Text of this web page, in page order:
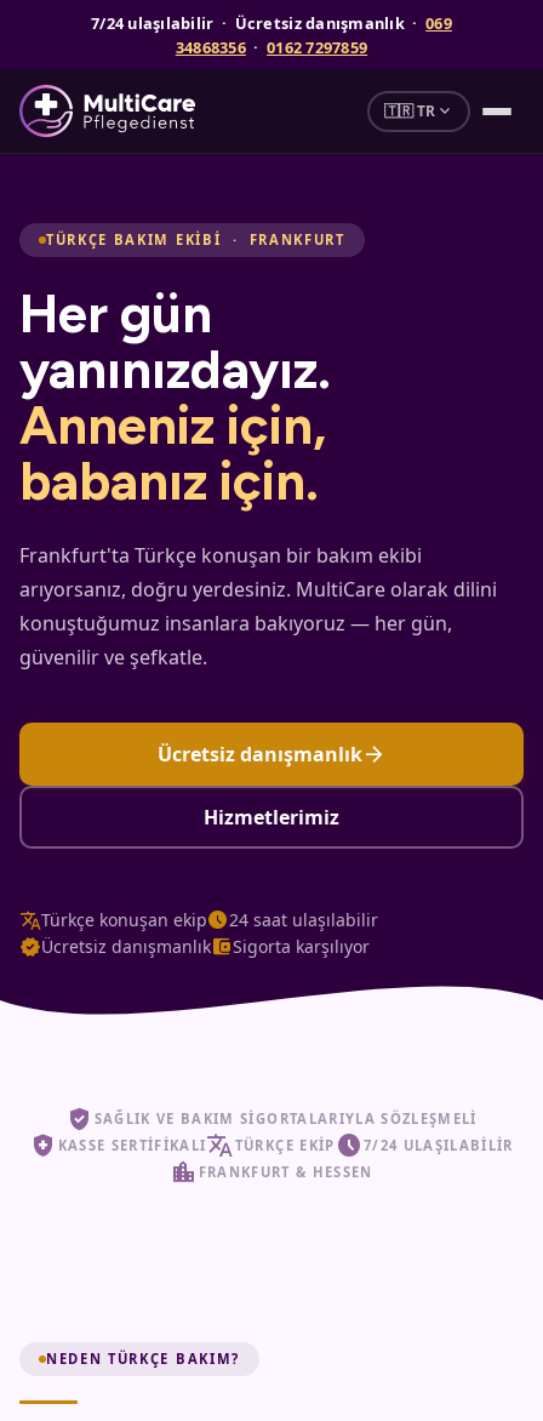
7/24 ulaşılabilir · Ücretsiz danışmanlık ·069
34868356·0162 7297859
🇹🇷 TRexpand_more
TÜRKÇE BAKIM EKIBI · FRANKFURT
Her gün
yanınızdayız.
Anneniz için,
babanız için.
Frankfurt'ta Türkçe konuşan bir bakım ekibi
arıyorsanız, doğru yerdesiniz. MultiCare olarak dilini
konuştuğumuz insanlara bakıyoruz — her gün,
güvenilir ve şefkatle.
Ücretsiz danışmanlıkarrow_forward
Hizmetlerimiz
translateTürkçe konuşan ekipschedule24 saat ulaşılabilir
verifiedÜcretsiz danışmanlıkaccount_balance_walletSigorta karşılıyor
verified_user SAĞLIK VE BAKIM SIGORTALARIYLA SÖZLEŞMELI
health_and_safety KASSE SERTIFIKALItranslate TÜRKÇE EKIP schedule 7/24 ULAŞILABILIR
location_city FRANKFURT & HESSEN
NEDEN TÜRKÇE BAKIM?